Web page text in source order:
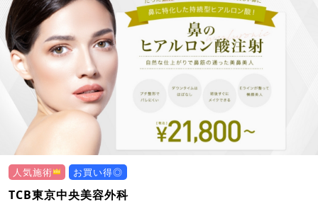
人気施術 お買い得◎
TCB東京中央美容外科